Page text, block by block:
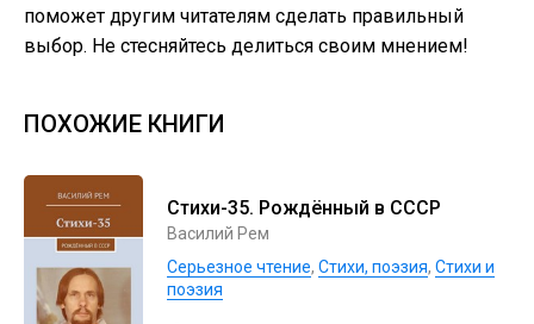
поможет другим читателям сделать правильный
выбор. Не стесняйтесь делиться своим мнением!
ПОХОЖИЕ КНИГИ
Стихи-35. Рождённый в СССР
Василий Рем
Серьезное чтение, Cтихи, поэзия, Стихи и
поэзия